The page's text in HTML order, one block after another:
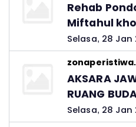
Rehab
Miftahul
Hutang Ke
Kadis
Jawab
Selasa, 28 Jan
AKSARA
RUANG
LELUHUR
Selasa, 28 Jan